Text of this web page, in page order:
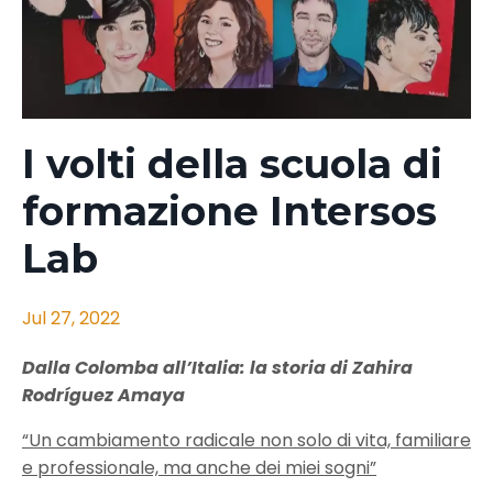
I volti della scuola di
formazione Intersos
Lab
Jul 27, 2022
Dalla Colomba all’Italia: la storia di Zahira
Rodríguez Amaya
“Un cambiamento radicale non solo di vita, familiare
e professionale, ma anche dei miei sogni”